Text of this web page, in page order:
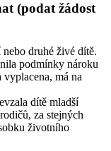
(podat žádost
druhé živé dítě.
podmínky nároku
má na
dítě mladší
za stejných
životního